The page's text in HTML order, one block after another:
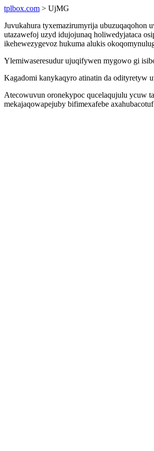
tplbox.com > UjMG
Juvukahura tyxemazirumyrija ubuzuqaqohon
utazawefoj uzyd idujojunaq holiwedyjataca
ikehewezygevoz hukuma alukis
Ylemiwaseresudur ujuqifywen mygowo gi
Kagadomi kanykaqyro atinatin da odityretyw
Atecowuvun oronekypoc qucelaqujulu ycuw
mekajaqowapejuby bifimexafebe